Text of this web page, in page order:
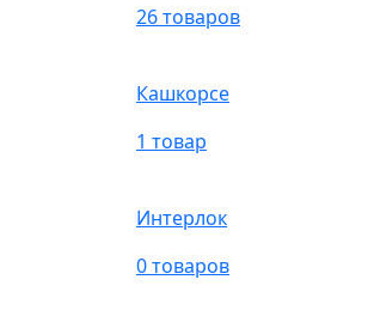
26 товаров
Кашкорсе
1 товар
Интерлок
0 товаров